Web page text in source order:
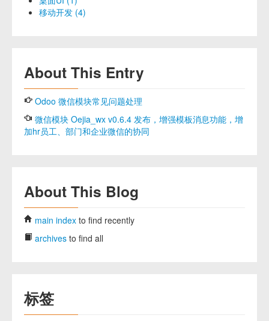
移动开发 (4)
About This Entry
Odoo 微信模块常见问题处理
微信模块 Oejia_wx v0.6.4 发布，增强模板消息功能，增
加hr员工、部门和企业微信的协同
About This Blog
main index to find recently
archives to find all
标签